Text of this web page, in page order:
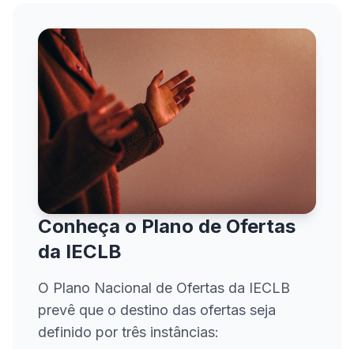
Conheça o Plano de Ofertas
da IECLB
O Plano Nacional de Ofertas da IECLB
prevê que o destino das ofertas seja
definido por três instâncias: